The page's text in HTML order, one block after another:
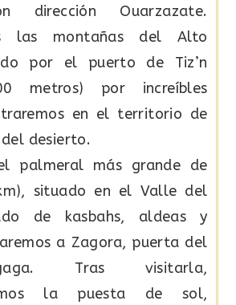
dirección Ouarzazate.
las montañas del Alto
por el puerto de Tiz’n
metros) por increíbles
en el territorio de
desierto.
palmeral más grande de
situado en el Valle del
de kasbahs, aldeas y
a Zagora, puerta del
Tras visitarla,
la puesta de sol,